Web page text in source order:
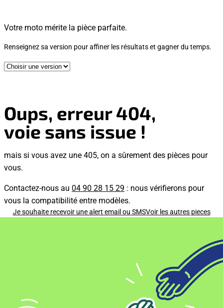
Votre moto mérite la pièce parfaite.
Renseignez sa version pour affiner les résultats et gagner du temps.
Oups, erreur 404,
voie sans issue !
mais si vous avez une 405, on a sûrement des pièces pour
vous.
Contactez-nous au 04 90 28 15 29 : nous vérifierons pour
vous la compatibilité entre modèles.
Je souhaite recevoir une alert email ou SMSVoir les autres pieces